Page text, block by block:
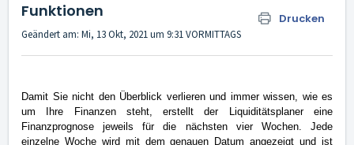
Funktionen Drucken
Geändert am: Mi, 13 Okt, 2021 um 9:31 VORMITTAGS
Damit Sie nicht den Überblick verlieren und immer wissen, wie es
um Ihre Finanzen steht, erstellt der Liquiditätsplaner eine
Finanzprognose jeweils für die nächsten vier Wochen. Jede
einzelne Woche wird mit dem genauen Datum angezeigt und ist